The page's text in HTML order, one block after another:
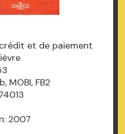
et de paiement
MOBI, FB2
2007